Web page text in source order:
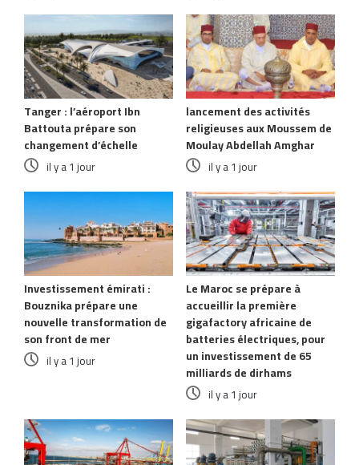
Tanger : l’aéroport Ibn
Battouta prépare son
changement d’échelle
il y a 1 jour
lancement des activités
religieuses aux Moussem de
Moulay Abdellah Amghar
il y a 1 jour
Investissement émirati :
Bouznika prépare une
nouvelle transformation de
son front de mer
il y a 1 jour
Le Maroc se prépare à
accueillir la première
gigafactory africaine de
batteries électriques, pour
un investissement de 65
milliards de dirhams
il y a 1 jour